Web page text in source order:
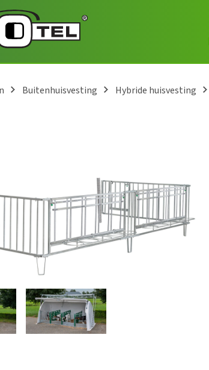
Buitenhuisvesting Hybride huisvesting